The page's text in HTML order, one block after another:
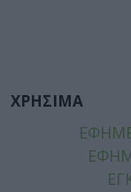
ΧΡΗΣΙΜΑ